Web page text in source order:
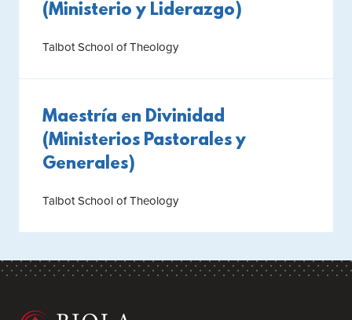
(Ministerio y Liderazgo)
Talbot School of Theology
Maestría en Divinidad
(Ministerios Pastorales y
Generales)
Talbot School of Theology